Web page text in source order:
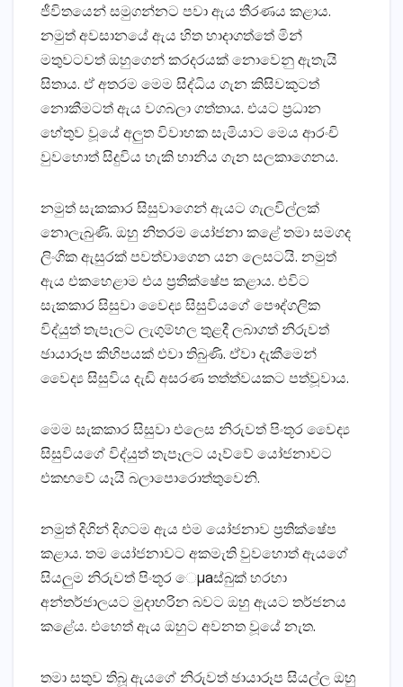
ජීවිතයෙන් සමුගන්නට පවා ඇය තීරණය කළාය.
නමුත් අවසානයේ ඇය හිත හාදාගත්තේ මින්
මතුවටවත් ඔහුගෙන් කරදරයක්‌ නොවෙනු ඇතැයි
සිතාය. ඒ අතරම මෙම සිද්ධිය ගැන කිසිවකුටත්
නොකීමටත් ඇය වගබලා ගත්තාය. එයට ප්‍රධාන
හේතුව වූයේ අලුත විවාහක සැමියාට මෙය ආරංචි
වුවහොත් සිදුවිය හැකි හානිය ගැන සලකාගෙනය.
නමුත් සැකකාර සිසුවාගෙන් ඇයට ගැලවිල්ලක්‌
නොලැබුණි. ඔහු නිතරම යෝජනා කළේ තමා සමගද
ලිංගික ඇසුරක්‌ පවත්වාගෙන යන ලෙසටයි. නමුත්
ඇය එකහෙළාම එය ප්‍රතික්‌ෂේප කළාය. එවිට
සැකකාර සිසුවා වෛද්‍ය සිසුවියගේ පෞද්ගලික
විද්යුත් තැපෑලට ලැගුම්හල තුළදී ලබාගත් නිරුවත්
ඡායාරූප කිහිපයක්‌ එවා තිබුණි. ඒවා දැකීමෙන්
වෛද්‍ය සිසුවිය දැඩි අසරණ තත්ත්වයකට පත්වූවාය.
මෙම සැකකාර සිසුවා එලෙස නිරුවත් පිංතූර වෛද්‍ය
සිසුවියගේ විද්යුත් තැපෑලට යෑව්වේ යෝජනාවට
එකඟවේ යෑයි බලාපොරොත්තුවෙනි.
නමුත් දිගින් දිගටම ඇය එම යෝජනාව ප්‍රතික්‌ෂේප
කළාය. තම යෝජනාවට අකමැති වුවහොත් ඇයගේ
සියලුම නිරුවත් පිංතූර ෙµaස්‌බුක්‌ හරහා
අන්තර්ජාලයට මුදාහරින බවට ඔහු ඇයට තර්ජනය
කළේය. එහෙත් ඇය ඔහුට අවනත වූයේ නැත.
තමා සතුව තිබූ ඇයගේ නිරුවත් ඡායාරූප සියල්ල ඔහු